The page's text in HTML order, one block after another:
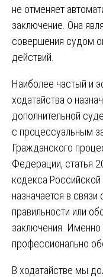
не отменяет
заключение. Она
совершения судом
действий.
Наиболее частый и
ходатайства о
дополнительной
с процессуальным
Гражданского
Федерации, статья
кодекса
назначается в
правильности или
заключения. Именно
профессионально
В ходатайстве мы